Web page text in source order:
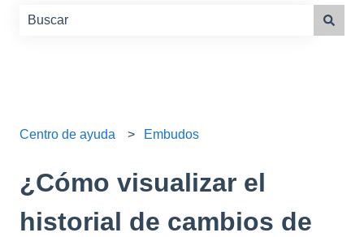
Centro de ayuda Embudos
¿Cómo visualizar el
historial de cambios de